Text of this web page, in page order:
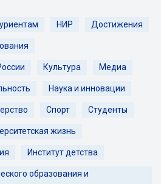
НИР Достижения
Культура Медиа
Наука и инновации
Спорт Студенты
жизнь
Институт детства
образования и